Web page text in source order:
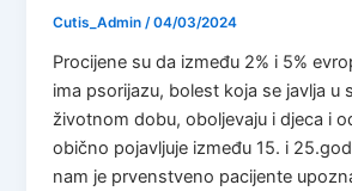
Cutis_Admin /04/03/2024
Procijene su da između 2% i 5%
ima psorijazu, bolest koja se javlja u
životnom dobu, oboljevaju i djeca i
obično pojavljuje između 15. i
nam je prvenstveno pacijente